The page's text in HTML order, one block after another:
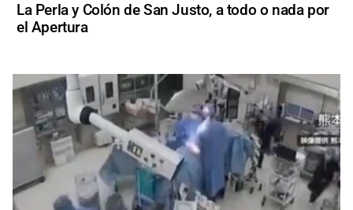
La Perla y Colón de San Justo, a todo o nada por
el Apertura